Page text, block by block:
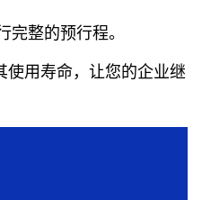
完整的预行程。
使用寿命，让您的企业继